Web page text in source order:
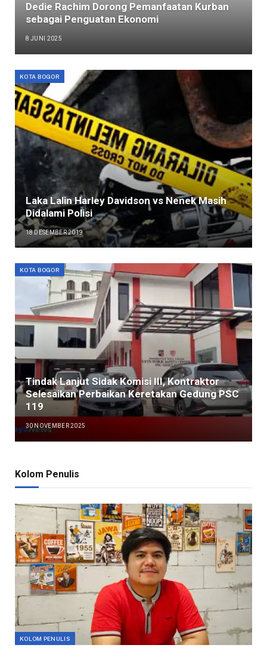
Dedie Rachim Dorong Pemanfaatan Kurban
sebagai Penguatan Ekonomi
8 JUNI 2025
KOTA BOGOR
Laka Lalin Harley Davidson vs Nenek Masih
Didalami Polisi
18 DESEMBER 2019
KOTA BOGOR
Tindak Lanjut Sidak Komisi III, Kontraktor
Selesaikan Perbaikan Keretakan Gedung PSC
119
30 NOVEMBER 2025
Kolom Penulis
KOLOM PENULIS